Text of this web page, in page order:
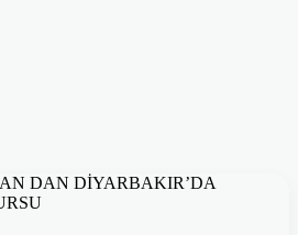
DAN DİYARBAKIR’DA